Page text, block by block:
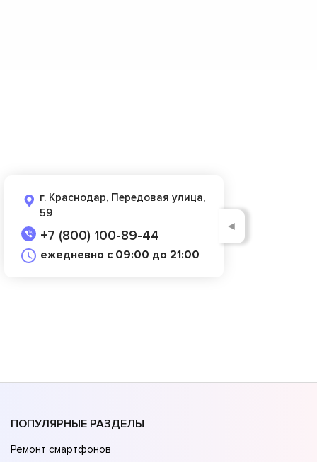
г. Краснодар, Передовая улица,
59
+7 (800) 100-89-44
ежедневно с 09:00 до 21:00
◄
ПОПУЛЯРНЫЕ РАЗДЕЛЫ
Ремонт смартфонов